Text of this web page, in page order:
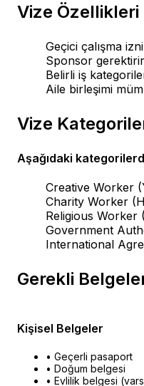
Vize Özellikleri
Geçici çalışma
Sponsor gerektirir
Belirli iş
Aile birleşimi
Vize
Aşağıdaki
Creative Worker
Charity Worker
Religious Worker
Government
International
Gerekli
Kişisel Belgeler
• Geçerli pasaport
• Doğum belgesi
• Evlilik belgesi